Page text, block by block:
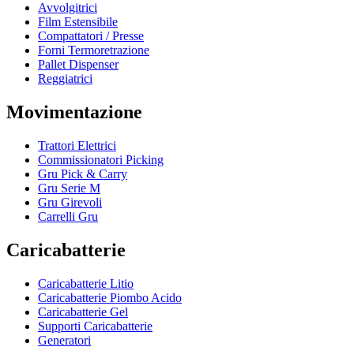
Avvolgitrici
Film Estensibile
Compattatori / Presse
Forni Termoretrazione
Pallet Dispenser
Reggiatrici
Movimentazione
Trattori Elettrici
Commissionatori Picking
Gru Pick & Carry
Gru Serie M
Gru Girevoli
Carrelli Gru
Caricabatterie
Caricabatterie Litio
Caricabatterie Piombo Acido
Caricabatterie Gel
Supporti Caricabatterie
Generatori